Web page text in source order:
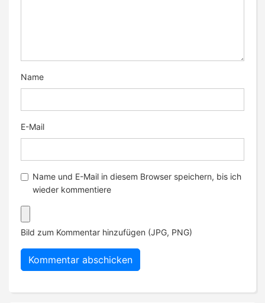
Name
E-Mail
Name und E-Mail in diesem Browser speichern, bis ich
wieder kommentiere
Bild zum Kommentar hinzufügen (JPG, PNG)